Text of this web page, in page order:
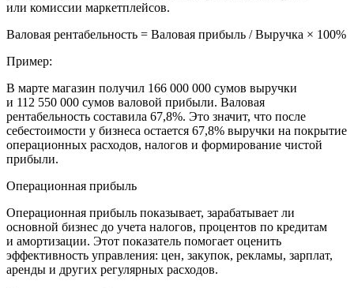
или комиссии маркетплейсов.
Валовая рентабельность = Валовая прибыль / Выручка × 100%
Пример:
В марте магазин получил 166 000 000 сумов выручки
и 112 550 000 сумов валовой прибыли. Валовая
рентабельность составила 67,8%. Это значит, что после
себестоимости у бизнеса остается 67,8% выручки на покрытие
операционных расходов, налогов и формирование чистой
прибыли.
Операционная прибыль
Операционная прибыль показывает, зарабатывает ли
основной бизнес до учета налогов, процентов по кредитам
и амортизации. Этот показатель помогает оценить
эффективность управления: цен, закупок, рекламы, зарплат,
аренды и других регулярных расходов.